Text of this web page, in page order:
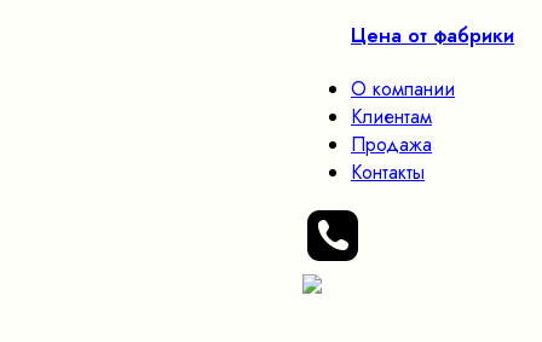
Цена от фабрики
О компании
Клиентам
Продажа
Контакты